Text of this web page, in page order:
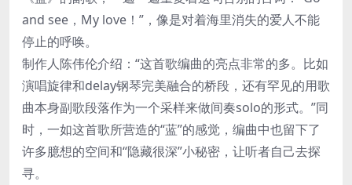
and see，My love！”，像是对着海里消失的爱人不能
停止的呼唤。
制作人陈伟伦介绍：“这首歌编曲的亮点非常的多。比如
演唱旋律和delay钢琴完美融合的桥段，还有罕见的用歌
曲本身副歌段落作为一个采样来做间奏solo的形式。”同
时，一如这首歌所营造的“蓝”的感觉，编曲中也留下了
许多臆想的空间和“隐藏很深”小秘密，让听者自己去探
寻。